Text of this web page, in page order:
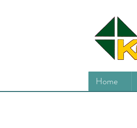
Home